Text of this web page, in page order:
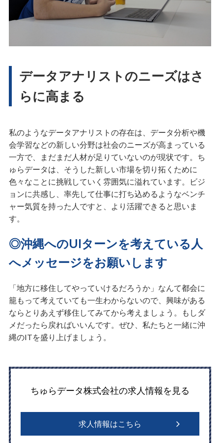
データアナリストのニーズはさ
らに高まる
私のようなデータアナリストの存在は、データ分析や機
会学習などの新しい分野は社会のニーズが高まっている
一方で、まだまだ人材が足りていないのが現状です。ち
ゅらデータは、そうした新しい市場を切り拓くために
色々なことに挑戦していく雰囲気に溢れています。ビジ
ョンに共感し、率先して仕事に打ち込めるようなベンチ
ャー気質を持った人ですと、より活躍できると思いま
す。
◎沖縄へのUIターンを考えている人
へメッセージをお願いします
「地方に移住してやっていけるだろうか」なんて都会に
籠もって考えていても一生わからないので、興味がある
ならとりあえず移住してみてから考えましょう。もしダ
メだったら戻ればいいんです。ぜひ、私たちと一緒に沖
縄のITを盛り上げましょう。
ちゅらデータ株式会社の求人情報を見る
求人情報はこちら